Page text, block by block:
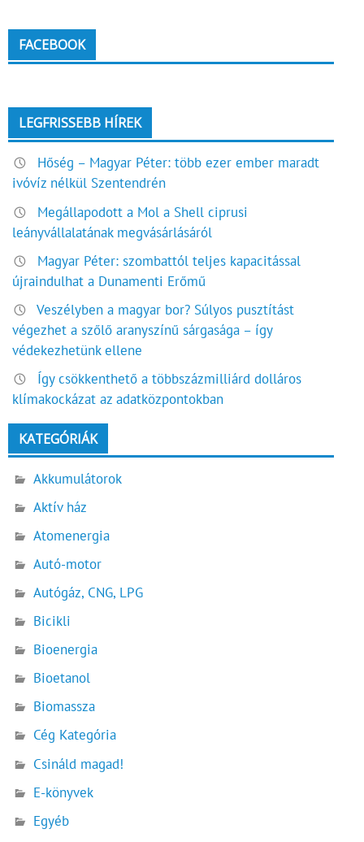
FACEBOOK
LEGFRISSEBB HÍREK
Hőség – Magyar Péter: több ezer ember maradt
ivóvíz nélkül Szentendrén
Megállapodott a Mol a Shell ciprusi
leányvállalatának megvásárlásáról
Magyar Péter: szombattól teljes kapacitással
újraindulhat a Dunamenti Erőmű
Veszélyben a magyar bor? Súlyos pusztítást
végezhet a szőlő aranyszínű sárgasága – így
védekezhetünk ellene
Így csökkenthető a többszázmilliárd dolláros
klímakockázat az adatközpontokban
KATEGÓRIÁK
Akkumulátorok
Aktív ház
Atomenergia
Autó-motor
Autógáz, CNG, LPG
Bicikli
Bioenergia
Bioetanol
Biomassza
Cég Kategória
Csináld magad!
E-könyvek
Egyéb